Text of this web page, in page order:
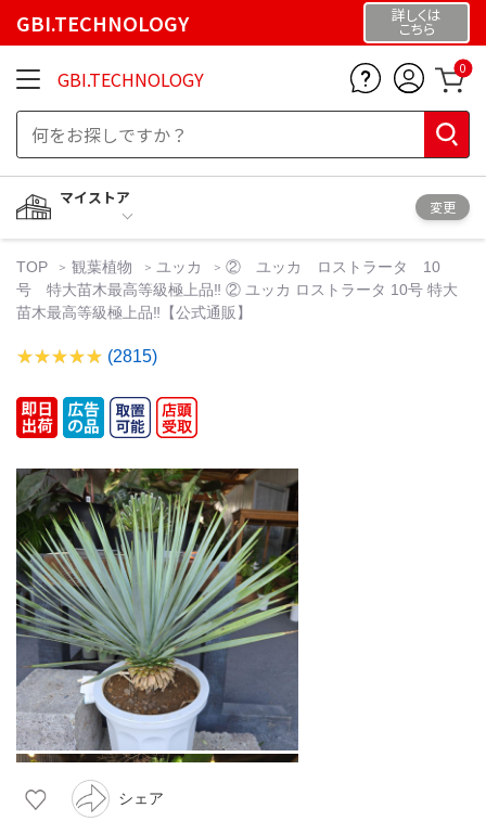
GBI.TECHNOLOGY 詳しくは
こちら
GBI.TECHNOLOGY 0
マイストア
変更
TOP 観葉植物 ユッカ
② ユッカ ロストラータ 10
号 特大苗木最高等級極上品‼️ ② ユッカ ロストラータ 10号 特大
苗木最高等級極上品‼️【公式通販】
(2815)
シェア